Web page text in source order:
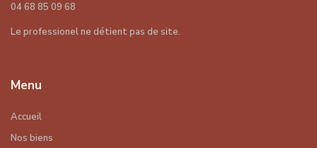
04 68 85 09 68
Le professionel ne détient pas de site.
Menu
Accueil
Nos biens